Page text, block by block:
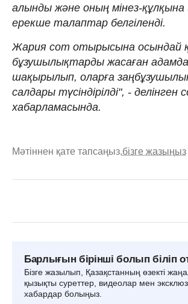
алынды және оның мінез-құлқына
ерекше талаптар белгіленді.
Жария сот отырысына осындай
бұзушылықтарды жасаған
шақырылып, оларға
салдары түсіндірілді", - делінген
хабарламасында.
Мәтіннен қате тапсаңыз,бізге жазыңыз
Барлығын бірінші болып біліп
Бізге жазылып, Қазақстанның өзекті
қызықты суреттер, видеолар мен
хабардар болыңыз.